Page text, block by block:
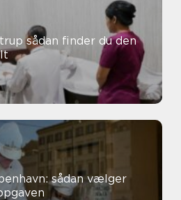
du den
sådan vælger